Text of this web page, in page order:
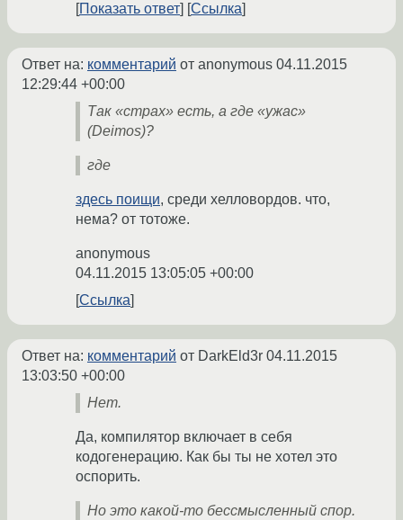
Показать ответ Ссылка
Ответ на: комментарий от anonymous 04.11.2015
12:29:44 +00:00
Так «страх» есть, а где «ужас»
(Deimos)?
где
здесь поищи, среди хелловордов. что,
нема? от тотоже.
anonymous
04.11.2015 13:05:05 +00:00
Ссылка
Ответ на: комментарий от DarkEld3r 04.11.2015
13:03:50 +00:00
Нет.
Да, компилятор включает в себя
кодогенерацию. Как бы ты не хотел это
оспорить.
Но это какой-то бессмысленный спор.